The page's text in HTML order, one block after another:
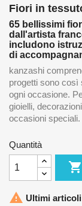
Fiori in
65 bellissimi
dall'artista
includono
di
kanzashi
progetti sono così
ogni occasione.
gioielli,
occasioni speciali.
Quantità

 Ultimi